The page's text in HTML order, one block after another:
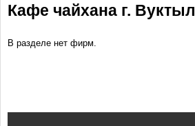
Кафе чайхана г. Вуктыл
В разделе нет фирм.